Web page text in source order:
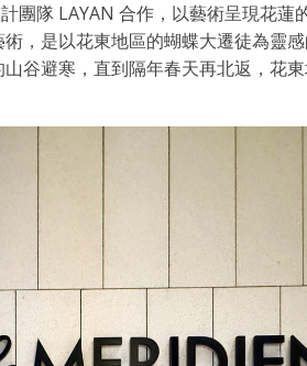
團隊 LAYAN 合作，以藝術呈現花蓮
，是以花東地區的蝴蝶大遷徒為靈
谷避寒，直到隔年春天再北返，花